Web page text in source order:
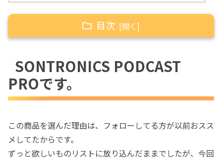
目次
開梱の儀。
PODCAST PROはエンドアドレス
オーディオインターフェイスは昨年購
ます。
PODCAST PROを使ってみる
まずはiPad miniのGarageBandに繋い
SONTRONICS PODCAST
PROです。
この商品を選んだ理由は、フォローしてる方が以前おスス
メしてたからです。
ずっと欲しいものリストに放り込んだままでしたが、今回